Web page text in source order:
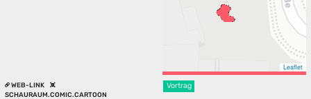
Leaflet
WEB-LINK
SCHAURAUM.COMIC.CARTOON
Vortrag